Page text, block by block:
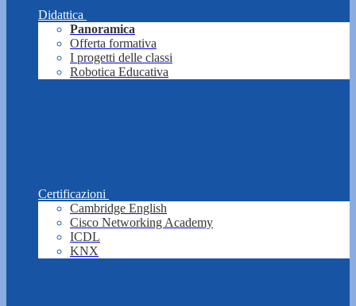
Didattica
Panoramica
Offerta formativa
I progetti delle classi
Robotica Educativa
Certificazioni
Cambridge English
Cisco Networking Academy
ICDL
KNX